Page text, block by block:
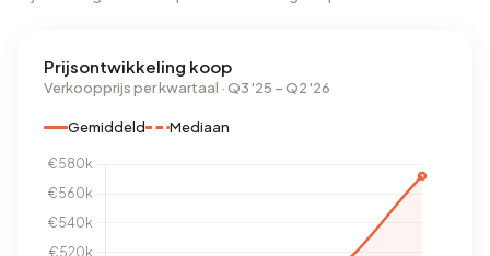
Prijsontwikkeling koop
Verkoopprijs per kwartaal · Q3 '25 – Q2 '26
Gemiddeld Mediaan